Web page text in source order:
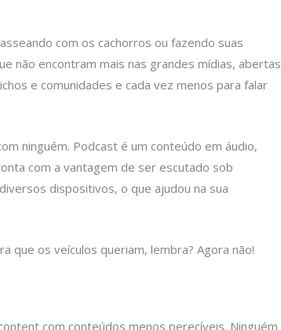
com os cachorros ou fazendo suas
não encontram mais nas grandes mídias, abertas
e comunidades e cada vez menos para falar
ninguém. Podcast é um conteúdo em áudio,
com a vantagem de ser escutado sob
dispositivos, o que ajudou na sua
que os veículos queriam, lembra? Agora não!
com conteúdos menos perecíveis. Ninguém